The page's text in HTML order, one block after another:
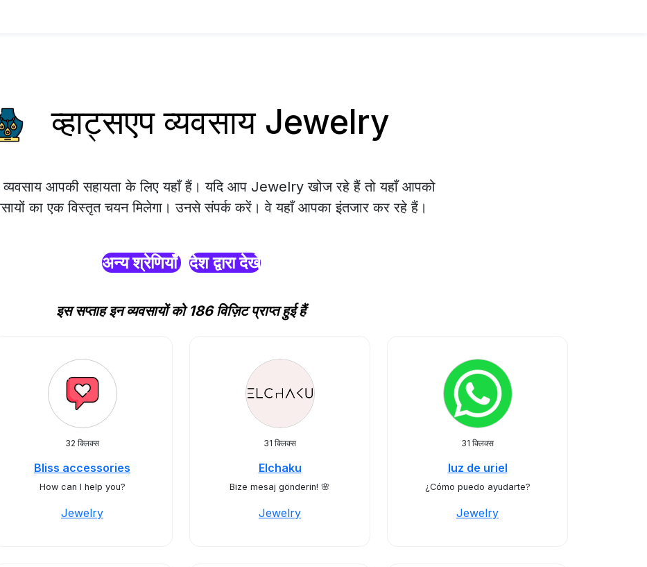
व्हाट्सएप व्यवसाय Jewelry
व्यवसाय आपकी सहायता के लिए यहाँ हैं। यदि आप Jewelry खोज रहे हैं तो यहाँ आपको
का एक विस्तृत चयन मिलेगा। उनसे संपर्क करें। वे यहाँ आपका इंतजार कर रहे हैं।
अन्य श्रेणियाँ देश द्वारा देखें
इस सप्ताह इन व्यवसायों को 186 विज़िट प्राप्त हुई हैं
32 क्लिक्स
Bliss accessories
How can I help you?
Jewelry
31 क्लिक्स
Elchaku
Bize mesaj gönderin! 🌸
Jewelry
31 क्लिक्स
luz de uriel
¿Cómo puedo ayudarte?
Jewelry